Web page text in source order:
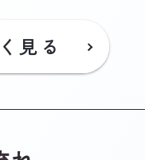
見る